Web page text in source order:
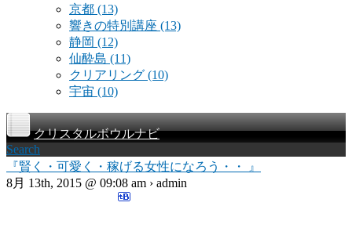
京都 (13)
響きの特別講座 (13)
静岡 (12)
仙酔島 (11)
クリアリング (10)
宇宙 (10)
クリスタルボウルナビ
Search
『賢く・可愛く・稼げる女性になろう・・ 』
8月 13th, 2015 @ 09:08 am › admin